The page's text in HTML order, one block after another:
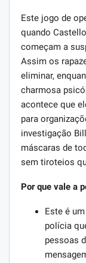
Este jogo de
quando
começam a
Assim os
eliminar,
charmosa
acontece que
para
investigação
máscaras de
sem tiroteios
Por que vale a
Este é
polícia
pessoas